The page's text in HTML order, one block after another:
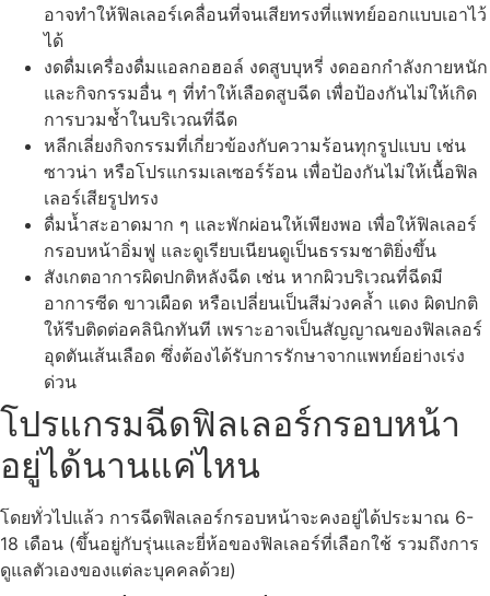
อาจทำให้ฟิลเลอร์เคลื่อนที่จนเสียทรงที่แพทย์ออกแบบเอาไว้
ได้
งดดื่มเครื่องดื่มแอลกอฮอล์ งดสูบบุหรี่ งดออกกำลังกายหนัก
และกิจกรรมอื่น ๆ ที่ทำให้เลือดสูบฉีด เพื่อป้องกันไม่ให้เกิด
การบวมช้ำในบริเวณที่ฉีด
หลีกเลี่ยงกิจกรรมที่เกี่ยวข้องกับความร้อนทุกรูปแบบ เช่น
ซาวน่า หรือโปรแกรมเลเซอร์ร้อน เพื่อป้องกันไม่ให้เนื้อฟิล
เลอร์เสียรูปทรง
ดื่มน้ำสะอาดมาก ๆ และพักผ่อนให้เพียงพอ เพื่อให้ฟิลเลอร์
กรอบหน้าอิ่มฟู และดูเรียบเนียนดูเป็นธรรมชาติยิ่งขึ้น
สังเกตอาการผิดปกติหลังฉีด เช่น หากผิวบริเวณที่ฉีดมี
อาการซีด ขาวเผือด หรือเปลี่ยนเป็นสีม่วงคล้ำ แดง ผิดปกติ
ให้รีบติดต่อคลินิกทันที เพราะอาจเป็นสัญญาณของฟิลเลอร์
อุดตันเส้นเลือด ซึ่งต้องได้รับการรักษาจากแพทย์อย่างเร่ง
ด่วน
โปรแกรมฉีดฟิลเลอร์กรอบหน้า
อยู่ได้นานแค่ไหน
โดยทั่วไปแล้ว การฉีดฟิลเลอร์กรอบหน้าจะคงอยู่ได้ประมาณ 6-
18 เดือน (ขึ้นอยู่กับรุ่นและยี่ห้อของฟิลเลอร์ที่เลือกใช้ รวมถึงการ
ดูแลตัวเองของแต่ละบุคคลด้วย)